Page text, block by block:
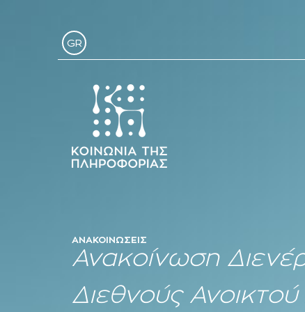
GR
ΑΝΑΚΟΙΝΏΣΕΙΣ
Ανακοίνωση
Διεθνούς